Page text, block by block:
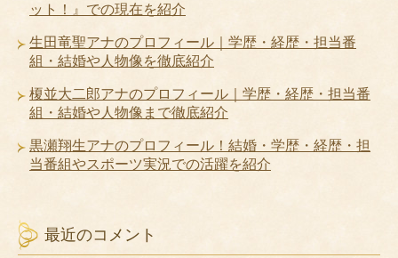
ット！』での現在を紹介
生田竜聖アナのプロフィール｜学歴・経歴・担当番
組・結婚や人物像を徹底紹介
榎並大二郎アナのプロフィール｜学歴・経歴・担当番
組・結婚や人物像まで徹底紹介
黒瀬翔生アナのプロフィール！結婚・学歴・経歴・担
当番組やスポーツ実況での活躍を紹介
最近のコメント